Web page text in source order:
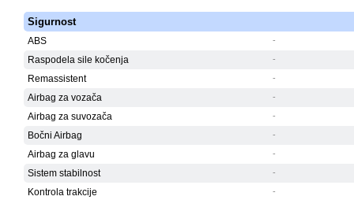
Sigurnost
ABS -
Raspodela sile kočenja -
Remassistent -
Airbag za vozača -
Airbag za suvozača -
Bočni Airbag -
Airbag za glavu -
Sistem stabilnost -
Kontrola trakcije -